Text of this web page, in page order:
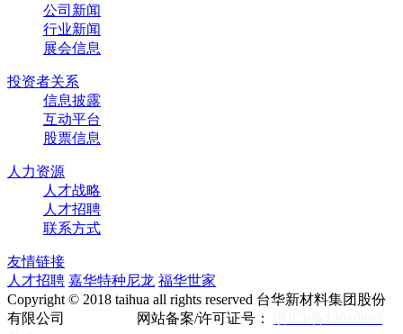
公司新闻
行业新闻
展会信息
投资者关系
信息披露
互动平台
股票信息
人力资源
人才战略
人才招聘
联系方式
友情链接
人才招聘 嘉华特种尼龙 福华世家
Copyright © 2018 taihua all rights reserved 台华新材料集团股份
有限公司 网站备案/许可证号：